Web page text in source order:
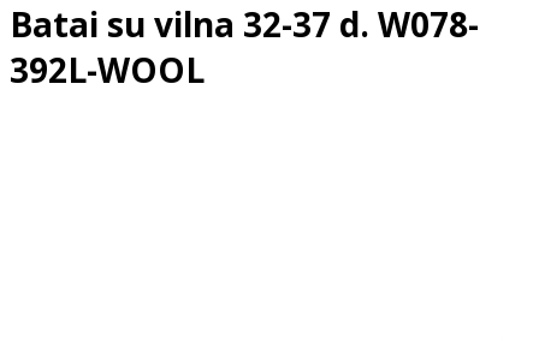
Batai su vilna 32-37 d. W078-
392L-WOOL